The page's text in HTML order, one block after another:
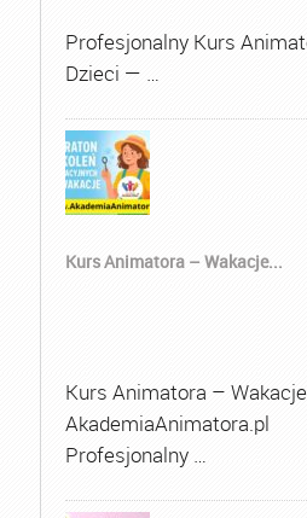
Profesjonalny Kurs
Dzieci — …
Kurs Animatora – Wakacje...
Kurs Animatora –
AkademiaAnimatora.pl
Profesjonalny …